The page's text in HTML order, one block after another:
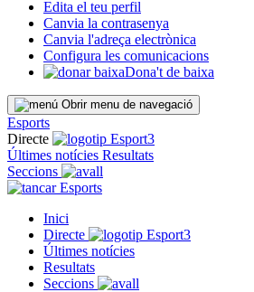
Edita el teu perfil
Canvia la contrasenya
Canvia l'adreça electrònica
Configura les comunicacions
Dona't de baixa
Obrir menu de navegació
Esports
Directe
Últimes notícies Resultats
Seccions
Esports
Inici
Directe
Últimes notícies
Resultats
Seccions